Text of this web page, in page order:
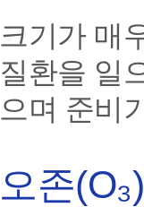
크기가 매
질환을 일
으며 준비
오존(O₃)